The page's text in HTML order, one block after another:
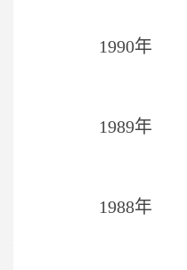
1990年
1989年
1988年